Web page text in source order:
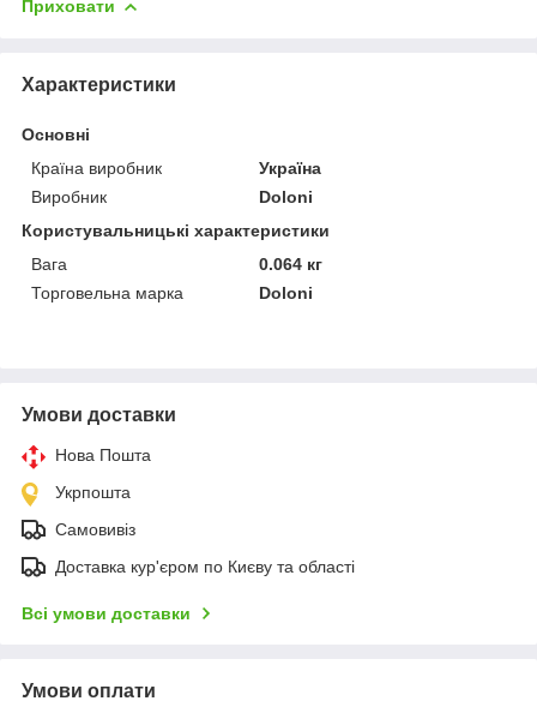
Приховати
Характеристики
Основні
Країна виробник
Україна
Виробник
Doloni
Користувальницькі характеристики
Вага
0.064 кг
Торговельна марка
Doloni
Умови доставки
Нова Пошта
Укрпошта
Самовивіз
Доставка кур'єром по Києву та області
Всі умови доставки
Умови оплати